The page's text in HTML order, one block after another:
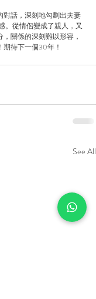
對話，深刻地勾劃出夫妻
。從情侶變成了親人，又
關係的深刻難以形容，
待下一個30年！
See All